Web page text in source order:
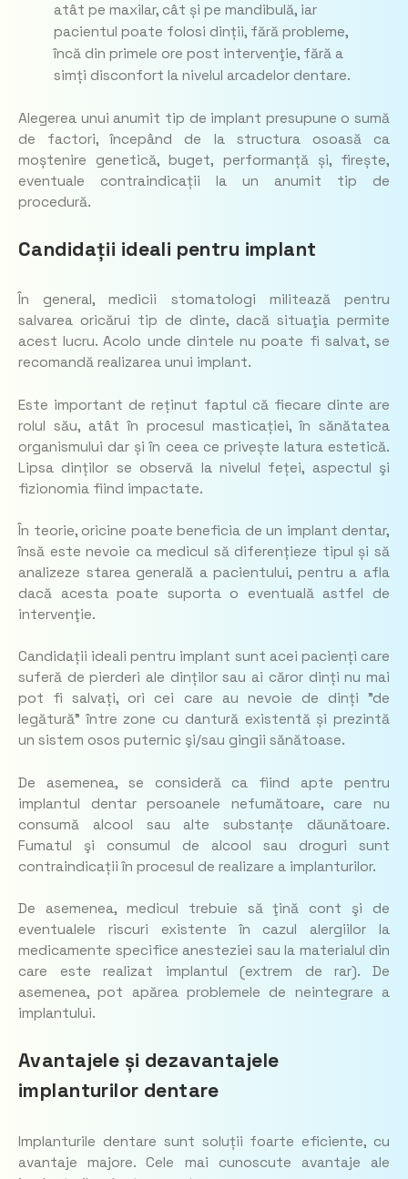
atât pe maxilar, cât și pe mandibulă, iar
pacientul poate folosi dinții, fără probleme,
încă din primele ore post intervenţie, fără a
simți disconfort la nivelul arcadelor dentare.
Alegerea unui anumit tip de implant presupune o sumă
de factori, începând de la structura osoasă ca
moștenire genetică, buget, performanță și, firește,
eventuale contraindicații la un anumit tip de
procedură.
Candidații ideali pentru implant
În general, medicii stomatologi militează pentru
salvarea oricărui tip de dinte, dacă situaţia permite
acest lucru. Acolo unde dintele nu poate fi salvat, se
recomandă realizarea unui implant.
Este important de reținut faptul că fiecare dinte are
rolul său, atât în procesul masticației, în sănătatea
organismului dar și în ceea ce privește latura estetică.
Lipsa dinților se observă la nivelul feței, aspectul şi
fizionomia fiind impactate.
În teorie, oricine poate beneficia de un implant dentar,
însă este nevoie ca medicul să diferențieze tipul și să
analizeze starea generală a pacientului, pentru a afla
dacă acesta poate suporta o eventuală astfel de
intervenţie.
Candidații ideali pentru implant sunt acei pacienți care
suferă de pierderi ale dinților sau ai căror dinți nu mai
pot fi salvați, ori cei care au nevoie de dinți ”de
legătură” între zone cu dantură existentă și prezintă
un sistem osos puternic şi/sau gingii sănătoase.
De asemenea, se consideră ca fiind apte pentru
implantul dentar persoanele nefumătoare, care nu
consumă alcool sau alte substanțe dăunătoare.
Fumatul şi consumul de alcool sau droguri sunt
contraindicații în procesul de realizare a implanturilor.
De asemenea, medicul trebuie să ţină cont şi de
eventualele riscuri existente în cazul alergiilor la
medicamente specifice anesteziei sau la materialul din
care este realizat implantul (extrem de rar). De
asemenea, pot apărea problemele de neintegrare a
implantului.
Avantajele și dezavantajele
implanturilor dentare
Implanturile dentare sunt soluții foarte eficiente, cu
avantaje majore. Cele mai cunoscute avantaje ale